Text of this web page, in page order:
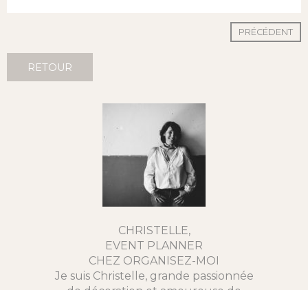
PRÉCÉDENT
RETOUR
CHRISTELLE,
EVENT PLANNER
CHEZ ORGANISEZ-MOI
Je suis Christelle, grande passionnée